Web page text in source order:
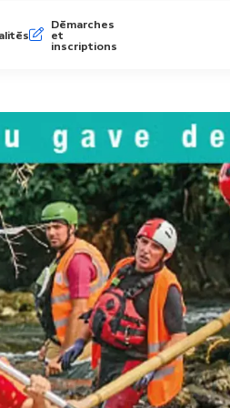
Démarches
et
inscriptions